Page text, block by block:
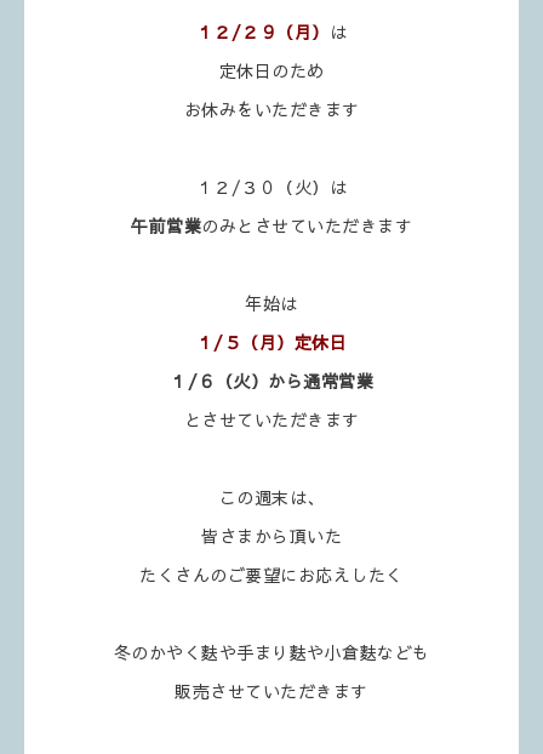
１２/２９（月） は
定休日のため
お休みをいただきます
１２/３０（火）は
午前営業のみとさせていただきます
年始は
１/５（月）定休日
１/６（火）から通常営業
とさせていただきます
この週末は、
皆さまから頂いた
たくさんのご要望にお応えしたく
冬のかやく麩や手まり麩や小倉麩なども
販売させていただきます